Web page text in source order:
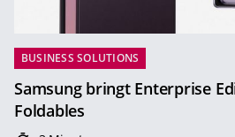
BUSINESS SOLUTIONS
Samsung bringt Enterprise
Foldables